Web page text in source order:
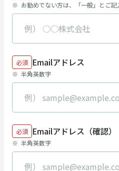
お勤めでない方は、「一般」とご記
必須 Emailアドレス
半角英数字
必須 Emailアドレス（確認）
半角英数字